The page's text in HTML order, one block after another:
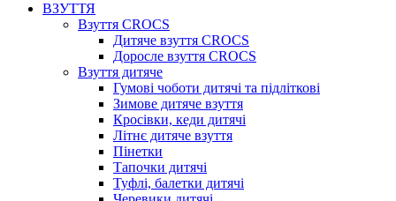
ВЗУТТЯ
Взуття CROCS
Дитяче взуття CROCS
Доросле взуття CROCS
Взуття дитяче
Гумові чоботи дитячі та підліткові
Зимове дитяче взуття
Кросівки, кеди дитячі
Літнє дитяче взуття
Пінетки
Тапочки дитячі
Туфлі, балетки дитячі